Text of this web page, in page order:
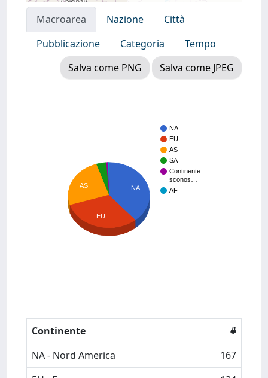
Macroarea Nazione
Città
Pubblicazione
Categoria
Tempo
Salva come PNG
Salva come JPEG
NA
EU
AS
SA
Continente
sconos…
AF
NA
AS
EU
Continente
#
NA - Nord America
167